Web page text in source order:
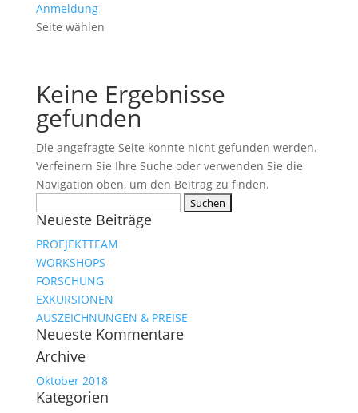
Anmeldung
Seite wählen
Keine Ergebnisse
gefunden
Die angefragte Seite konnte nicht gefunden werden.
Verfeinern Sie Ihre Suche oder verwenden Sie die
Navigation oben, um den Beitrag zu finden.
nach:
Neueste Beiträge
PROEJEKTTEAM
WORKSHOPS
FORSCHUNG
EXKURSIONEN
AUSZEICHNUNGEN & PREISE
Neueste Kommentare
Archive
Oktober 2018
Kategorien